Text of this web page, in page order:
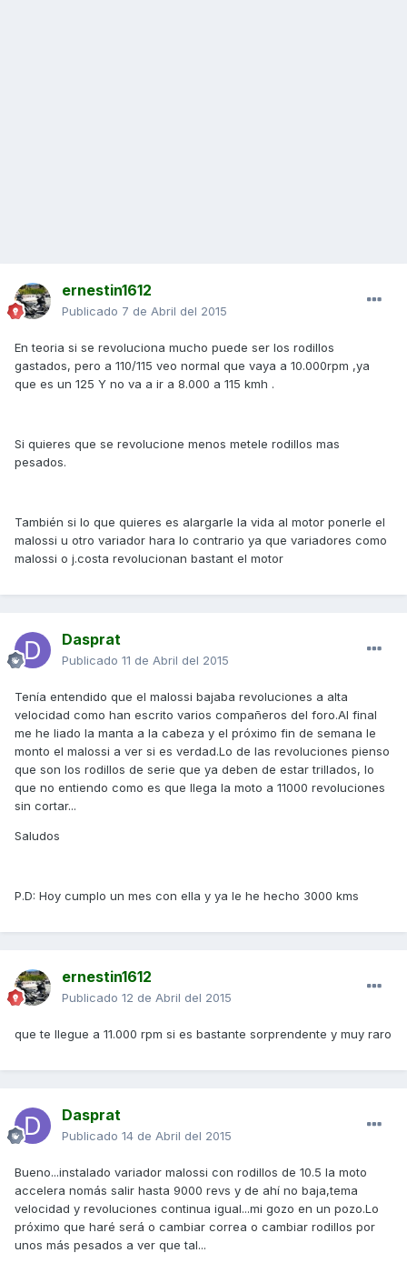
ernestin1612
Publicado 7 de Abril del 2015
En teoria si se revoluciona mucho puede ser los rodillos
gastados, pero a 110/115 veo normal que vaya a 10.000rpm ,ya
que es un 125 Y no va a ir a 8.000 a 115 kmh .
Si quieres que se revolucione menos metele rodillos mas
pesados.
También si lo que quieres es alargarle la vida al motor ponerle el
malossi u otro variador hara lo contrario ya que variadores como
malossi o j.costa revolucionan bastant el motor
Dasprat
Publicado 11 de Abril del 2015
Tenía entendido que el malossi bajaba revoluciones a alta
velocidad como han escrito varios compañeros del foro.Al final
me he liado la manta a la cabeza y el próximo fin de semana le
monto el malossi a ver si es verdad.Lo de las revoluciones pienso
que son los rodillos de serie que ya deben de estar trillados, lo
que no entiendo como es que llega la moto a 11000 revoluciones
sin cortar...
Saludos
P.D: Hoy cumplo un mes con ella y ya le he hecho 3000 kms
ernestin1612
Publicado 12 de Abril del 2015
que te llegue a 11.000 rpm si es bastante sorprendente y muy raro
Dasprat
Publicado 14 de Abril del 2015
Bueno...instalado variador malossi con rodillos de 10.5 la moto
accelera nomás salir hasta 9000 revs y de ahí no baja,tema
velocidad y revoluciones continua igual...mi gozo en un pozo.Lo
próximo que haré será o cambiar correa o cambiar rodillos por
unos más pesados a ver que tal...